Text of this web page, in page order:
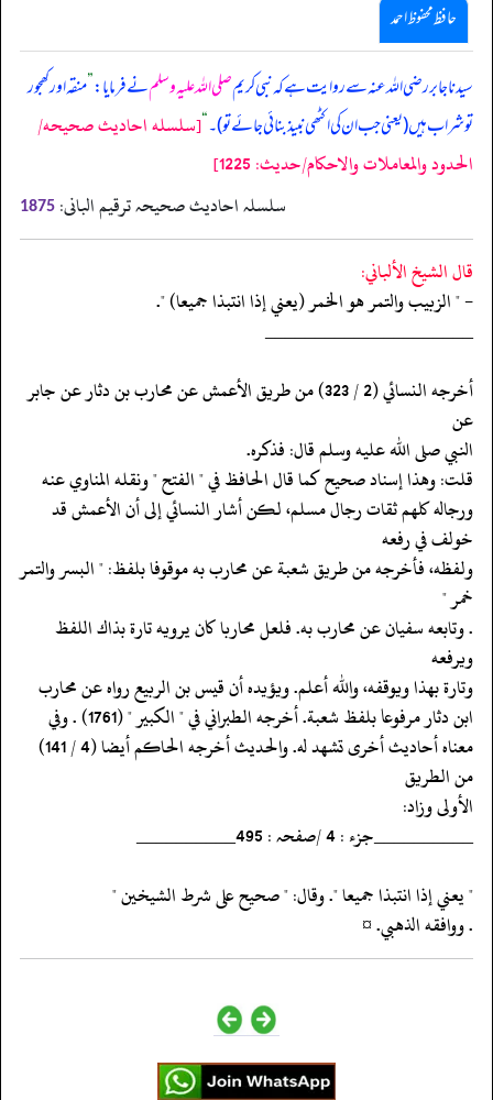
حافظ محفوظ احمد
سیدنا جابر رضی اللہ عنہ سے روایت ہے کہ نبی کریمصلی اللہ علیہ وسلمنے فرمایا:”منقہ اور کھجور
تو شراب ہیں (‏‏‏‏ یعنی جب ان کی اکٹھی نبیذ بنائی جائے تو)۔“[سلسله احاديث صحيحه/
الحدود والمعاملات والاحكام/حدیث: 1225]
سلسلہ احادیث صحیحہ ترقیم البانی: 1875
قال الشيخ الألباني:
- " الزبيب والتمر هو الخمر (يعني إذا انتبذا جميعا) ".
‏‏‏‏_____________________
‏‏‏‏أخرجه النسائي (2 / 323) من طريق الأعمش عن محارب بن دثار عن جابر
عن
‏‏‏‏النبي صلى الله عليه وسلم قال: فذكره.
‏‏‏‏قلت: وهذا إسناد صحيح كما قال الحافظ في " الفتح " ونقله المناوي عنه
‏‏‏‏ورجاله كلهم ثقات رجال مسلم، لكن أشار النسائي إلى أن الأعمش قد
خولف في رفعه
‏‏‏‏ولفظه، فأخرجه من طريق شعبة عن محارب به موقوفا بلفظ: " البسر والتمر
خمر "
‏‏‏‏. وتابعه سفيان عن محارب به. فلعل محاربا كان يرويه تارة بذاك اللفظ
ويرفعه
‏‏‏‏وتارة بهذا ويوقفه، والله أعلم. ويؤيده أن قيس بن الربيع رواه عن محارب
‏‏‏‏ابن دثار مرفوعا بلفظ شعبة. أخرجه الطبراني في " الكبير " (1761) . وفي
‏‏‏‏معناه أحاديث أخرى تشهد له. والحديث أخرجه الحاكم أيضا (4 / 141)
من الطريق
‏‏‏‏الأولى وزاد:
‏‏‏‏__________جزء : 4 /صفحہ : 495__________
‏‏‏‏" يعني إذا انتبذا جميعا ". وقال: " صحيح على شرط الشيخين "
‏‏‏‏. ووافقه الذهبي. ¤